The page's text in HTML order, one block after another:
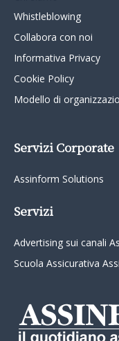
Whistleblowing
Collabora con noi
Informativa Privacy
Cookie Policy
Modello di
Servizi Corporate
Assinform Solutions
Servizi
Advertising sui canali
Scuola Assicurativa